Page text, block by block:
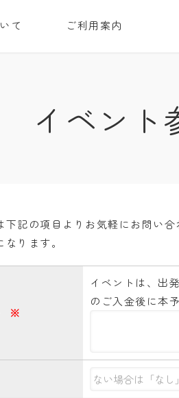
て ご利用案内
イベント
下記の項目よりお気軽にお問い合
ります。
※
イベントは、出
のご入金後に本